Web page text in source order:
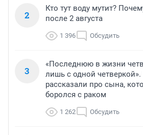
2
Кто тут воду мутит?
после 2 августа
1 396 Обсудить
3
«Последнюю в жизни
лишь с одной четверкой».
рассказали про сына,
боролся с раком
1 262 Обсудить